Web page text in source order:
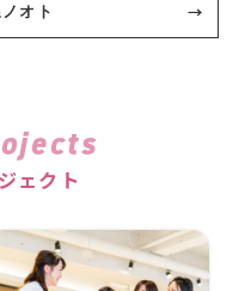
オト
ェクト